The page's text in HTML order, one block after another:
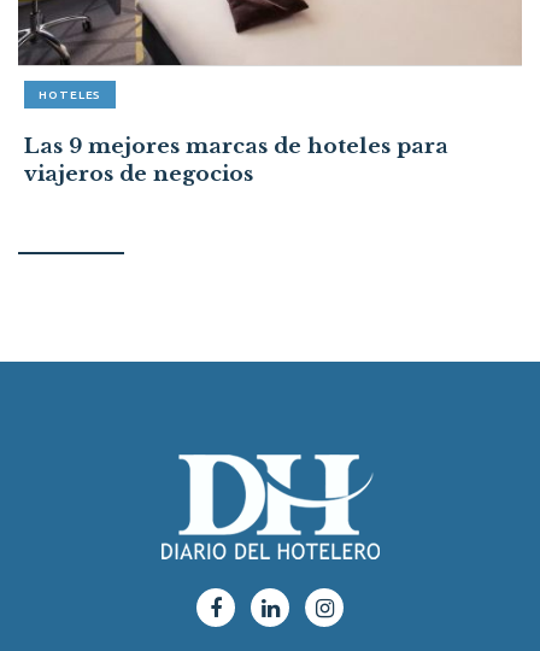
HOTELES
Las 9 mejores marcas de hoteles para
viajeros de negocios